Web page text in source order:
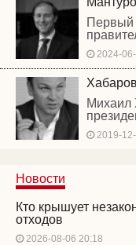
Первый
2024-
Михаил
2019-
Новости
Кто крышует
отходов
2026-08-06 20:18